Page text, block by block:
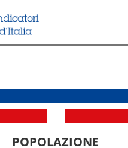
POPOLAZIONE